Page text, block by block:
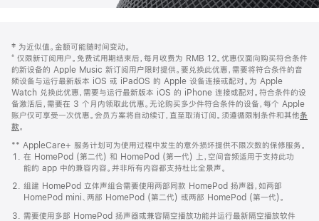
页
页
脚
注
‡ 为近似值。金额可能随时间变动。
⁺ 仅限新订阅用户。免费试用期结束后，每月收费为 RMB 12。优惠仅面向购买符合条件
的新设备的 Apple Music 新订阅用户限时提供。要兑换此优惠，需要将符合条件的音
频设备与运行最新版本 iOS 或 iPadOS 的 Apple 设备连接或配对。为 Apple
Watch 兑换此优惠，需要与运行最新版本 iOS 的 iPhone 连接或配对。符合条件的设
备激活后，需要在 3 个月内领取此优惠。无论购买多少件符合条件的设备，每个 Apple
账户仅可享受一次优惠。会员方案将自动续订，直至取消订阅。须遵循限制条件和其他条
款。
窗
口
中
打
开)
** AppleCare+ 服务计划可为使用过程中发生的意外损坏提供不限次数的保修服务。
在 HomePod (第二代) 和 HomePod (第一代) 上，空间音频适用于支持此功
能的 app 中的兼容内容。并非所有内容都支持杜比全景声。
组建 HomePod 立体声组合需要使用两部同款 HomePod 扬声器，如两部
HomePod mini、两部 HomePod (第二代) 或两部 HomePod (第一代)。
需要使用多部 HomePod 扬声器或兼容隔空播放功能并运行最新隔空播放软件